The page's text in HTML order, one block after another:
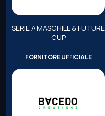
SERIE A MASCHILE & FUTURE
CUP
FORNITORE UFFICIALE